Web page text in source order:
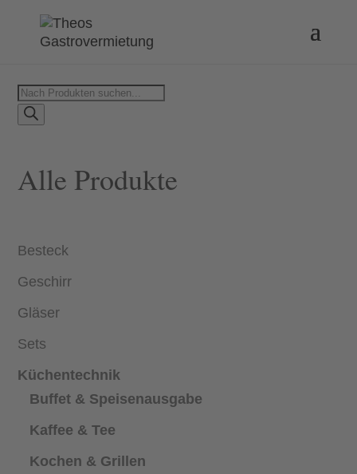
Products
search
Alle Produkte
Besteck
Geschirr
Gläser
Sets
Küchentechnik
Buffet & Speisenausgabe
Kaffee & Tee
Kochen & Grillen